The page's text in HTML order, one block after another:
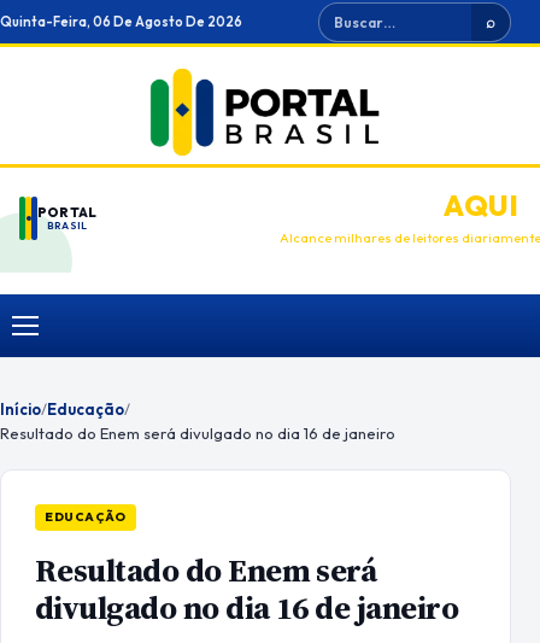
Ir
para
Quinta-Feira, 06 De Agosto De 2026 Buscar ⌕
PORTAL
BRASIL
ANUNCIEAQUI
Alcance milhares de leitores diariamente
Menu
Início/Educação/
Resultado do Enem será divulgado no dia 16 de janeiro
EDUCAÇÃO
Resultado do Enem será
divulgado no dia 16 de janeiro